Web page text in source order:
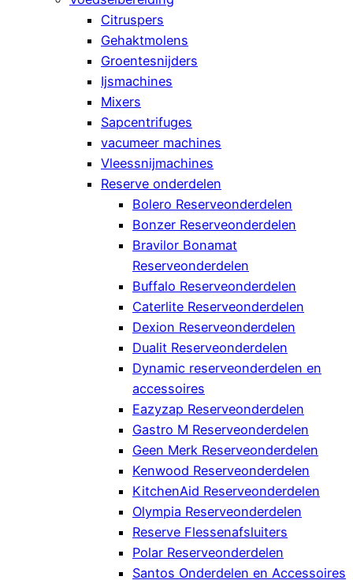
Citruspers
Gehaktmolens
Groentesnijders
Ijsmachines
Mixers
Sapcentrifuges
vacumeer machines
Vleessnijmachines
Reserve onderdelen
Bolero Reserveonderdelen
Bonzer Reserveonderdelen
Bravilor Bonamat
Reserveonderdelen
Buffalo Reserveonderdelen
Caterlite Reserveonderdelen
Dexion Reserveonderdelen
Dualit Reserveonderdelen
Dynamic reserveonderdelen en
accessoires
Eazyzap Reserveonderdelen
Gastro M Reserveonderdelen
Geen Merk Reserveonderdelen
Kenwood Reserveonderdelen
KitchenAid Reserveonderdelen
Olympia Reserveonderdelen
Reserve Flessenafsluiters
Polar Reserveonderdelen
Santos Onderdelen en Accessoires